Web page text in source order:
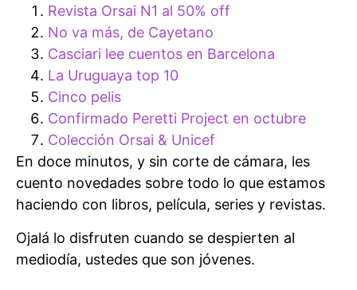
Revista Orsai N1 al 50% off
No va más, de Cayetano
Casciari lee cuentos en Barcelona
La Uruguaya top 10
Cinco pelis
Confirmado Peretti Project en octubre
Colección Orsai & Unicef
En doce minutos, y sin corte de cámara, les
cuento novedades sobre todo lo que estamos
haciendo con libros, película, series y revistas.
Ojalá lo disfruten cuando se despierten al
mediodía, ustedes que son jóvenes.